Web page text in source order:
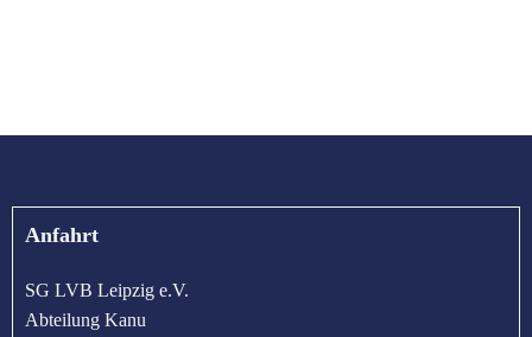
Anfahrt
SG LVB Leipzig e.V.
Abteilung Kanu